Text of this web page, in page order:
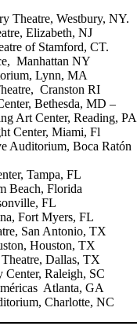
Theatre, Westbury, NY.
Elizabeth, NJ
of Stamford, CT.
Manhattan NY
Lynn, MA
Cranston RI
Bethesda, MD –
Art Center, Reading, PA
Center, Miami, Fl
Auditorium, Boca Ratón
Tampa, FL
Beach, Florida
FL
Fort Myers, FL
San Antonio, TX
Houston, TX
Dallas, TX
Raleigh, SC
Atlanta, GA
Charlotte, NC